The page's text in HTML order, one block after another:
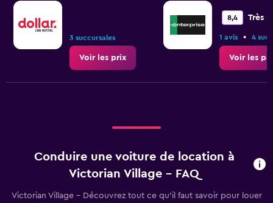
3 succursales
Voir les prix
8,4 Très
1 avis • 4
Voir les
Conduire une voiture de location à
Victorian Village - FAQ
Victorian Village - Découvrez tout ce qu’il faut savoir pour louer